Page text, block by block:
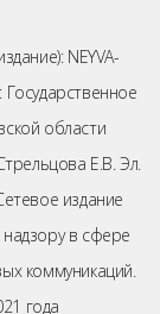
NEYVA-
Государственное
области
Е.В. Эл.
издание
в сфере
коммуникаций.
года